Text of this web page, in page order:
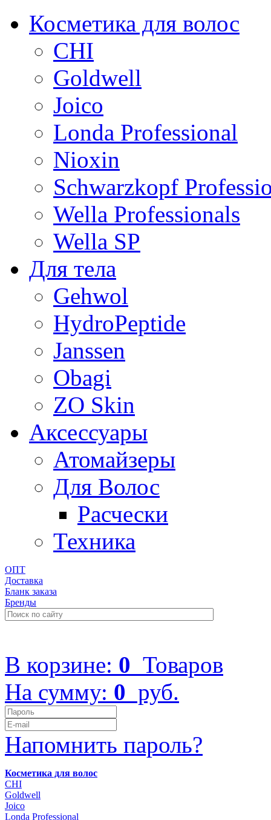
Косметика для волос
CHI
Goldwell
Joico
Londa Professional
Nioxin
Schwarzkopf
Wella Professionals
Wella SP
Для тела
Gehwol
HydroPeptide
Janssen
Obagi
ZO Skin
Aксессуары
Атомайзеры
Для Волос
Расчески
Техника
ОПТ
Доставка
Бланк заказа
Бренды
В корзине: 0 Товаров
На сумму: 0 руб.
Напомнить пароль?
Косметика для волос
CHI
Goldwell
Joico
Londa Professional